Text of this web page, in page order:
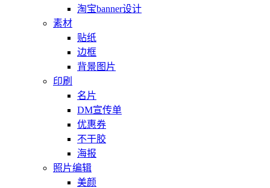
淘宝banner设计
素材
贴纸
边框
背景图片
印刷
名片
DM宣传单
优惠券
不干胶
海报
照片编辑
美颜